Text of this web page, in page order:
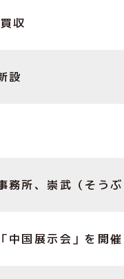
収
設
務所、崇武（そう
中国展示会」を開催